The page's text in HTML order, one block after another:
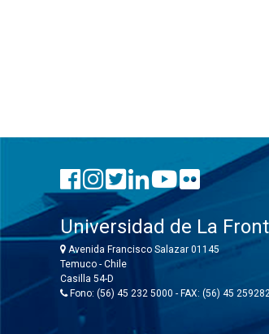
Universidad de La
Avenida Francisco Salazar 01145
Temuco - Chile
Casilla 54-D
Fono: (56) 45 232 5000 - FAX: (56) 45